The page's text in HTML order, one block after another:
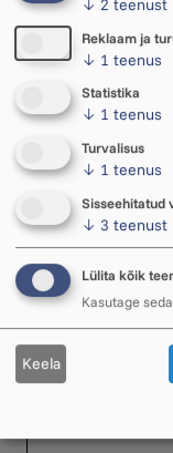
Video:
pileteid
Muusikamaja
keskväljakule
↓ 2 teenust
Reklaam ja
↓ 1 teenus
Statistika
↓ 1 teenus
Turvalisus
↓ 1 teenus
Sisseehitatud
↓ 3 teenust
Lülita kõik
Kasutage
Keela